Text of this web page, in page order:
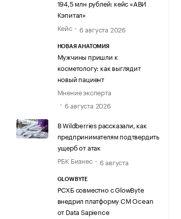
194,5 млн рублей: кейс «АВИ
Кэпитал»
Кейс
6 августа 2026
НОВАЯ АНАТОМИЯ
Мужчины пришли к
косметологу: как выглядит
новый пациент
Мнение эксперта
6 августа 2026
В Wildberries рассказали, как
предпринимателям подтвердить
ущерб от атак
РБК Бизнес
6 августа
GLOWBYTE
РСХБ совместно с GlowByte
внедрил платформу CM Ocean
от Data Sapience